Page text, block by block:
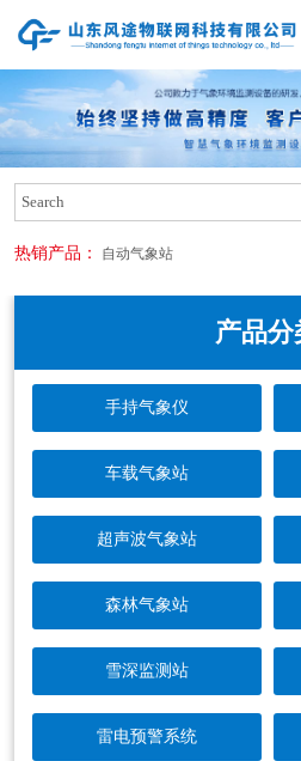
热销产品： 自动气象站
产品分
手持气象仪
车载气象站
超声波气象站
森林气象站
雪深监测站
雷电预警系统